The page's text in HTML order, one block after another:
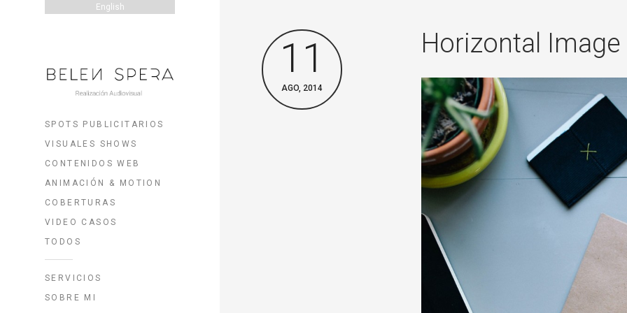
English
SPOTS PUBLICITARIOS
VISUALES SHOWS
CONTENIDOS WEB
ANIMACIÓN & MOTION
COBERTURAS
VIDEO CASOS
TODOS
SERVICIOS
SOBRE MI
11
AGO, 2014
Horizontal Image